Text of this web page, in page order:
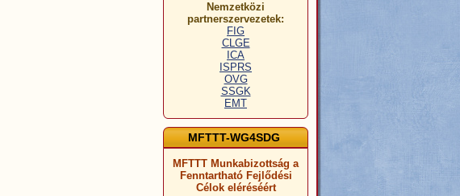
Nemzetközi
partnerszervezetek:
FIG
CLGE
ICA
ISPRS
OVG
SSGK
EMT
MFTTT-WG4SDG
MFTTT Munkabizottság a
Fenntartható Fejlődési
Célok eléréséért